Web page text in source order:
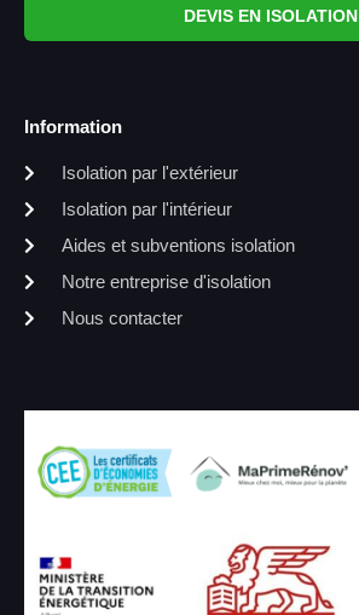
DEVIS EN ISOLATION
Information
Isolation par l'extérieur
Isolation par l'intérieur
Aides et subventions isolation
Notre entreprise d'isolation
Nous contacter